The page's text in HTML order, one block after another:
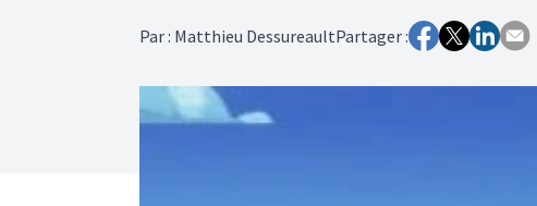
Par: Matthieu DessureaultPartager :